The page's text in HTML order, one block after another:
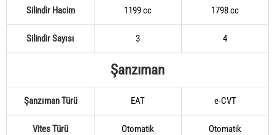
Silindir Hacim 1199 cc 1798 cc
Silindir Sayısı 3 4
Şanzıman
Şanzıman Türü EAT e-CVT
Vites Türü Otomatik Otomatik